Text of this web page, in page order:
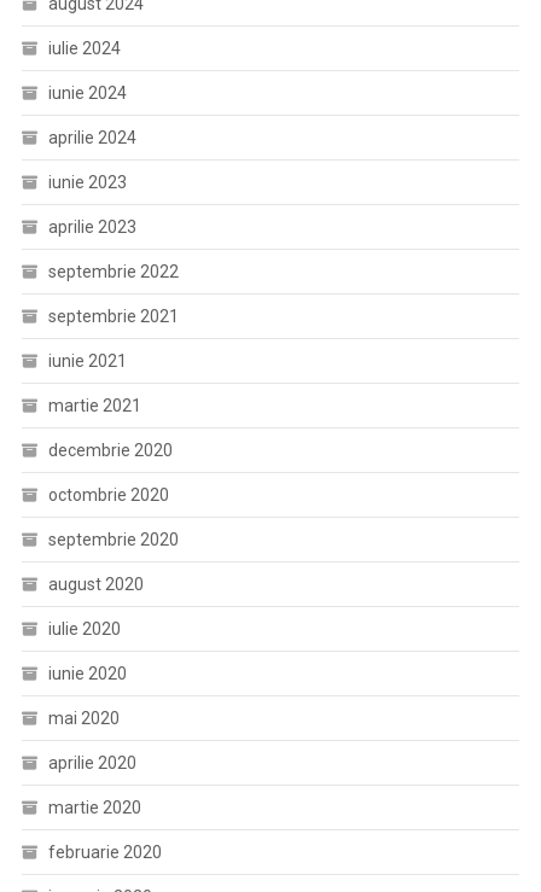
iulie 2024
iunie 2024
aprilie 2024
iunie 2023
aprilie 2023
septembrie 2022
septembrie 2021
iunie 2021
martie 2021
decembrie 2020
octombrie 2020
septembrie 2020
august 2020
iulie 2020
iunie 2020
mai 2020
aprilie 2020
martie 2020
februarie 2020